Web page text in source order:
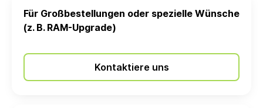
Für Großbestellungen oder spezielle Wünsche
(z. B. RAM-Upgrade)
Kontaktiere uns